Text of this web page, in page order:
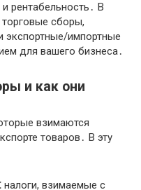
рентабельность․ В
сборы,
импортные
для вашего бизнеса․
и как они
взимаются
товаров․ В эту
⁚ налоги, взимаемые с